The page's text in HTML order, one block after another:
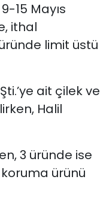
15 Mayıs
ithal
limit üstü
ait çilek ve
Halil
3 üründe ise
ürünü